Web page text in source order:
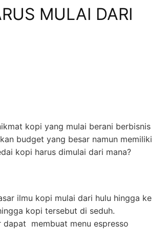
MULAI DARI
kopi yang mulai berani berbisnis
budget yang besar namun memiliki
kopi harus dimulai dari mana?
ilmu kopi mulai dari hulu hingga ke
kopi tersebut di seduh.
membuat menu espresso